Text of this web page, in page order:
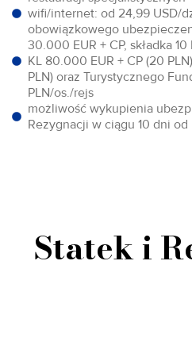
wifi/internet: od 24,99 USD/
obowiązkowego
30.000 EUR + CP, składka
KL 80.000 EUR + CP (20
PLN) oraz Turystycznego
PLN/os./rejs
możliwość wykupienia
Rezygnacji w ciągu 10 dni
Statek i